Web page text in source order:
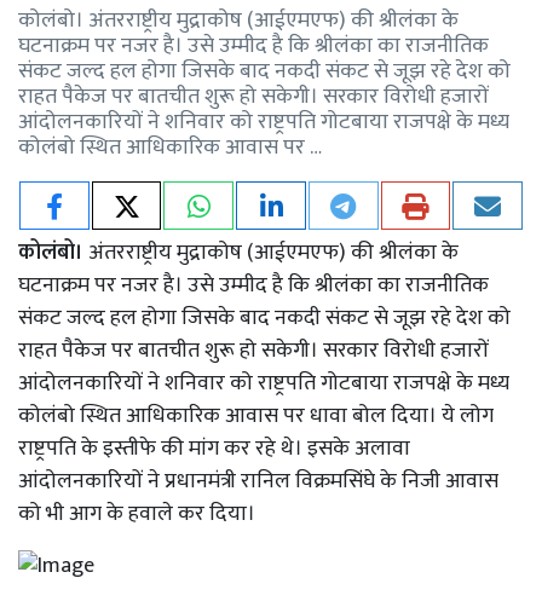
कोलंबो। अंतरराष्ट्रीय मुद्राकोष (आईएमएफ) की श्रीलंका के
घटनाक्रम पर नजर है। उसे उम्मीद है कि श्रीलंका का राजनीतिक
संकट जल्द हल होगा जिसके बाद नकदी संकट से जूझ रहे देश को
राहत पैकेज पर बातचीत शुरू हो सकेगी। सरकार विरोधी हजारों
आंदोलनकारियों ने शनिवार को राष्ट्रपति गोटबाया राजपक्षे के मध्य
कोलंबो स्थित आधिकारिक आवास पर …
कोलंबो। अंतरराष्ट्रीय मुद्राकोष (आईएमएफ) की श्रीलंका के
घटनाक्रम पर नजर है। उसे उम्मीद है कि श्रीलंका का राजनीतिक
संकट जल्द हल होगा जिसके बाद नकदी संकट से जूझ रहे देश को
राहत पैकेज पर बातचीत शुरू हो सकेगी। सरकार विरोधी हजारों
आंदोलनकारियों ने शनिवार को राष्ट्रपति गोटबाया राजपक्षे के मध्य
कोलंबो स्थित आधिकारिक आवास पर धावा बोल दिया। ये लोग
राष्ट्रपति के इस्तीफे की मांग कर रहे थे। इसके अलावा
आंदोलनकारियों ने प्रधानमंत्री रानिल विक्रमसिंघे के निजी आवास
को भी आग के हवाले कर दिया।